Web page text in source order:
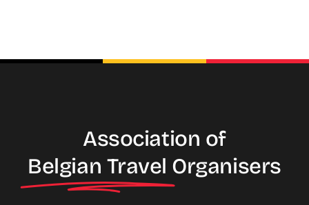
Association of
Belgian Travel Organisers